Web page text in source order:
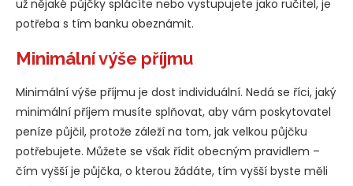
už nějaké půjčky splácíte nebo vystupujete jako ručitel, je
potřeba s tím banku obeznámit.
Minimální výše příjmu
Minimální výše příjmu je dost individuální. Nedá se říci, jaký
minimální příjem musíte splňovat, aby vám poskytovatel
peníze půjčil, protože záleží na tom, jak velkou půjčku
potřebujete. Můžete se však řídit obecným pravidlem –
čím vyšší je půjčka, o kterou žádáte, tím vyšší byste měli